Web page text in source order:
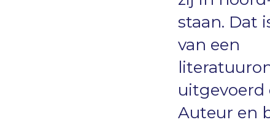
staan. Dat
van een
uitgevoerd
Auteur en